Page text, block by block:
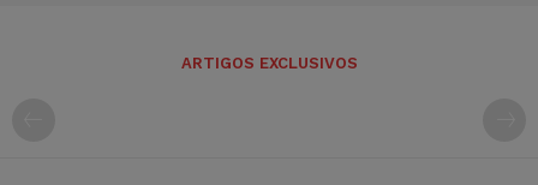
ARTIGOS EXCLUSIVOS